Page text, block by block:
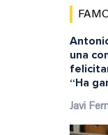
una
“Ha
Javi